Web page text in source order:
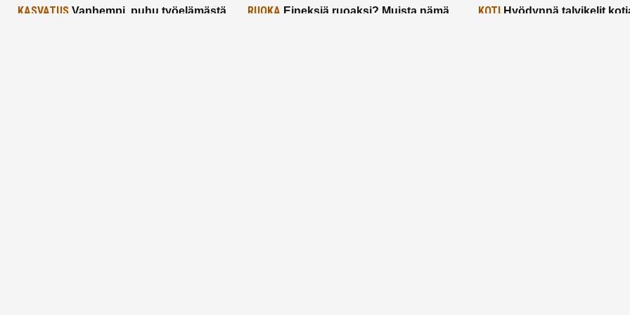
KASVATUS Vanhempi, puhu työelämästä
RUOKA Eineksiä ruoaksi? Muista nämä
KOTIHyödynnä talvikelit